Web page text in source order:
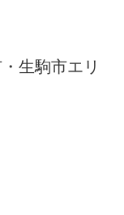
生駒市エリ